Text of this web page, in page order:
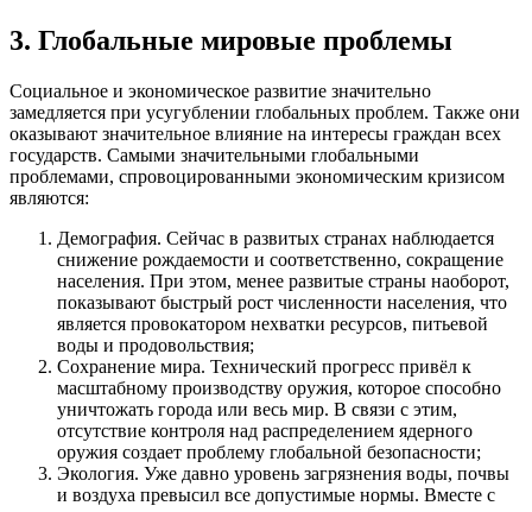
3. Глобальные мировые проблемы
Социальное и экономическое развитие значительно
замедляется при усугублении глобальных проблем. Также они
оказывают значительное влияние на интересы граждан всех
государств. Самыми значительными глобальными
проблемами, спровоцированными экономическим кризисом
являются:
Демография. Сейчас в развитых странах наблюдается
снижение рождаемости и соответственно, сокращение
населения. При этом, менее развитые страны наоборот,
показывают быстрый рост численности населения, что
является провокатором нехватки ресурсов, питьевой
воды и продовольствия;
Сохранение мира. Технический прогресс привёл к
масштабному производству оружия, которое способно
уничтожать города или весь мир. В связи с этим,
отсутствие контроля над распределением ядерного
оружия создает проблему глобальной безопасности;
Экология. Уже давно уровень загрязнения воды, почвы
и воздуха превысил все допустимые нормы. Вместе с